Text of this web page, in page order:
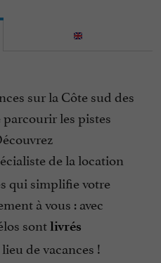
sur la Côte sud des
parcourir les pistes
de la location
qui simplifie votre
à vous : avec
sontlivrés
de vacances !